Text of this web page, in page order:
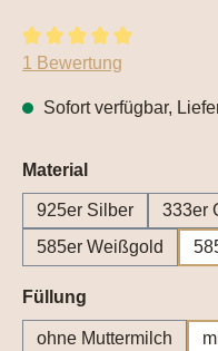
Durchschnittliche
1 Bewertung
Sofort verfügbar,
Materialauswählen
925er Silber 333er
585er Weißgold
Füllung
ohne Muttermilch